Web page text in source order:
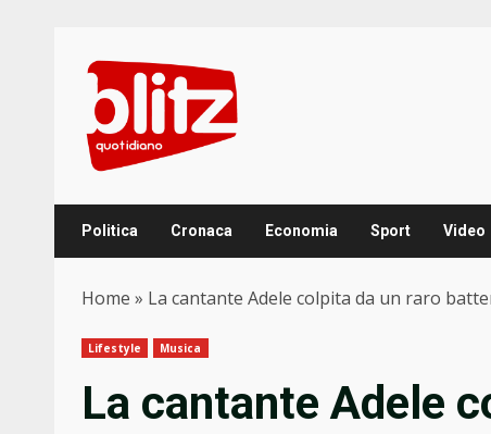
content
Politica Cronaca Economia Sport Video
Home » La cantante Adele colpita da un raro
Lifestyle Musica
La cantante Adele